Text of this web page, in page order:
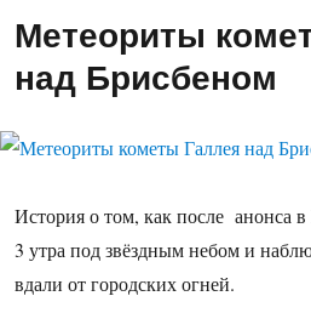
Метеориты
над Брисбеном
История о том, как после анонса в
3 утра под звёздным небом и
вдали от городских огней.